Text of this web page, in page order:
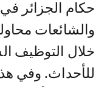
حكام الجزائر في
والشائعات
خلال التوظيف
للأحداث. وفي